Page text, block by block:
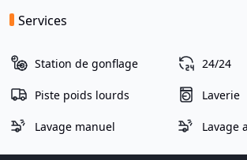
Services
Station de gonflage 24/24
Piste poids lourds Laverie
Lavage manuel Lavage